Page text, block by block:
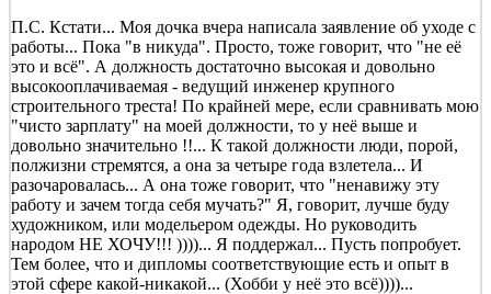
П.С. Кстати... Моя дочка вчера написала заявление об уходе с
работы... Пока "в никуда". Просто, тоже говорит, что "не её
это и всё". А должность достаточно высокая и довольно
высокооплачиваемая - ведущий инженер крупного
строительного треста! По крайней мере, если сравнивать мою
"чисто зарплату" на моей должности, то у неё выше и
довольно значительно !!... К такой должности люди, порой,
полжизни стремятся, а она за четыре года взлетела... И
разочаровалась... А она тоже говорит, что "ненавижу эту
работу и зачем тогда себя мучать?" Я, говорит, лучше буду
художником, или модельером одежды. Но руководить
народом НЕ ХОЧУ!!! ))))... Я поддержал... Пусть попробует.
Тем более, что и дипломы соответствующие есть и опыт в
этой сфере какой-никакой... (Хобби у неё это всё))))...